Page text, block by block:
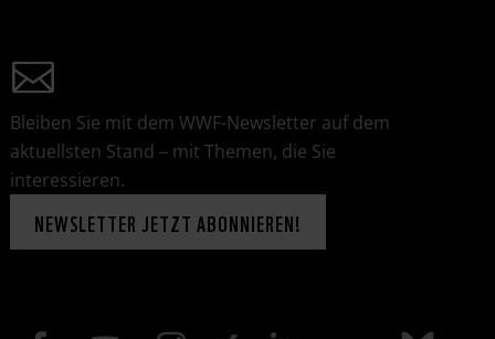
Bleiben Sie mit dem WWF-Newsletter auf dem
aktuellsten Stand – mit Themen, die Sie
interessieren.
NEWSLETTER JETZT ABONNIEREN!